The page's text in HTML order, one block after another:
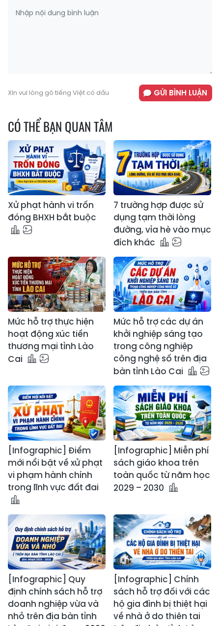
Xin vui lòng gõ tiếng Việt có dấu GỬI BÌNH LUẬN
CÓ THỂ BẠN QUAN TÂM
Xử phạt hành vi trốn
đóng BHXH bắt buộc
7 trường hợp được sử
dụng tạm thời lòng
đường, vỉa hè vào mục
đích khác
Mức hỗ trợ thực hiện
hoạt động xúc tiến
thương mại tỉnh Lào
Cai
Mức hỗ trợ các dự án
khởi nghiệp sáng tạo
trong công nghiệp
công nghệ số trên địa
bàn tỉnh Lào Cai
[Infographic] Điểm
mới nổi bật về xử phạt
vi phạm hành chính
trong lĩnh vực đất đai
[Infographic] Miễn phí
sách giáo khoa trên
toàn quốc từ năm học
2029 – 2030
[Infographic] Quy
định chính sách hỗ trợ
doanh nghiệp vừa và
nhỏ trên địa bàn tỉnh
[Infographic] Chính
sách hỗ trợ đối với các
hộ gia đình bị thiệt hại
về nhà ở do thiên tai